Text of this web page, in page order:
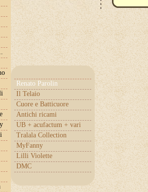
Renato Parolin
Il Telaio
Cuore e Batticuore
Antichi ricami
UB + acufactum + vari
Tralala Collection
MyFanny
Lilli Violette
DMC